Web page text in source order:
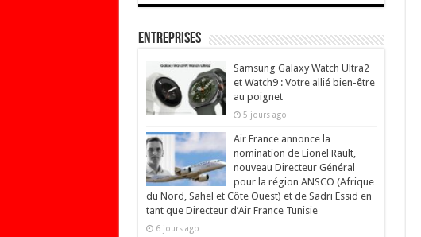
Entreprises
Samsung Galaxy Watch Ultra2
et Watch9 : Votre allié bien-être
au poignet
5 jours ago
Air France annonce la
nomination de Lionel Rault,
nouveau Directeur Général
pour la région ANSCO (Afrique
du Nord, Sahel et Côte Ouest) et de Sadri Essid en
tant que Directeur d’Air France Tunisie
6 jours ago